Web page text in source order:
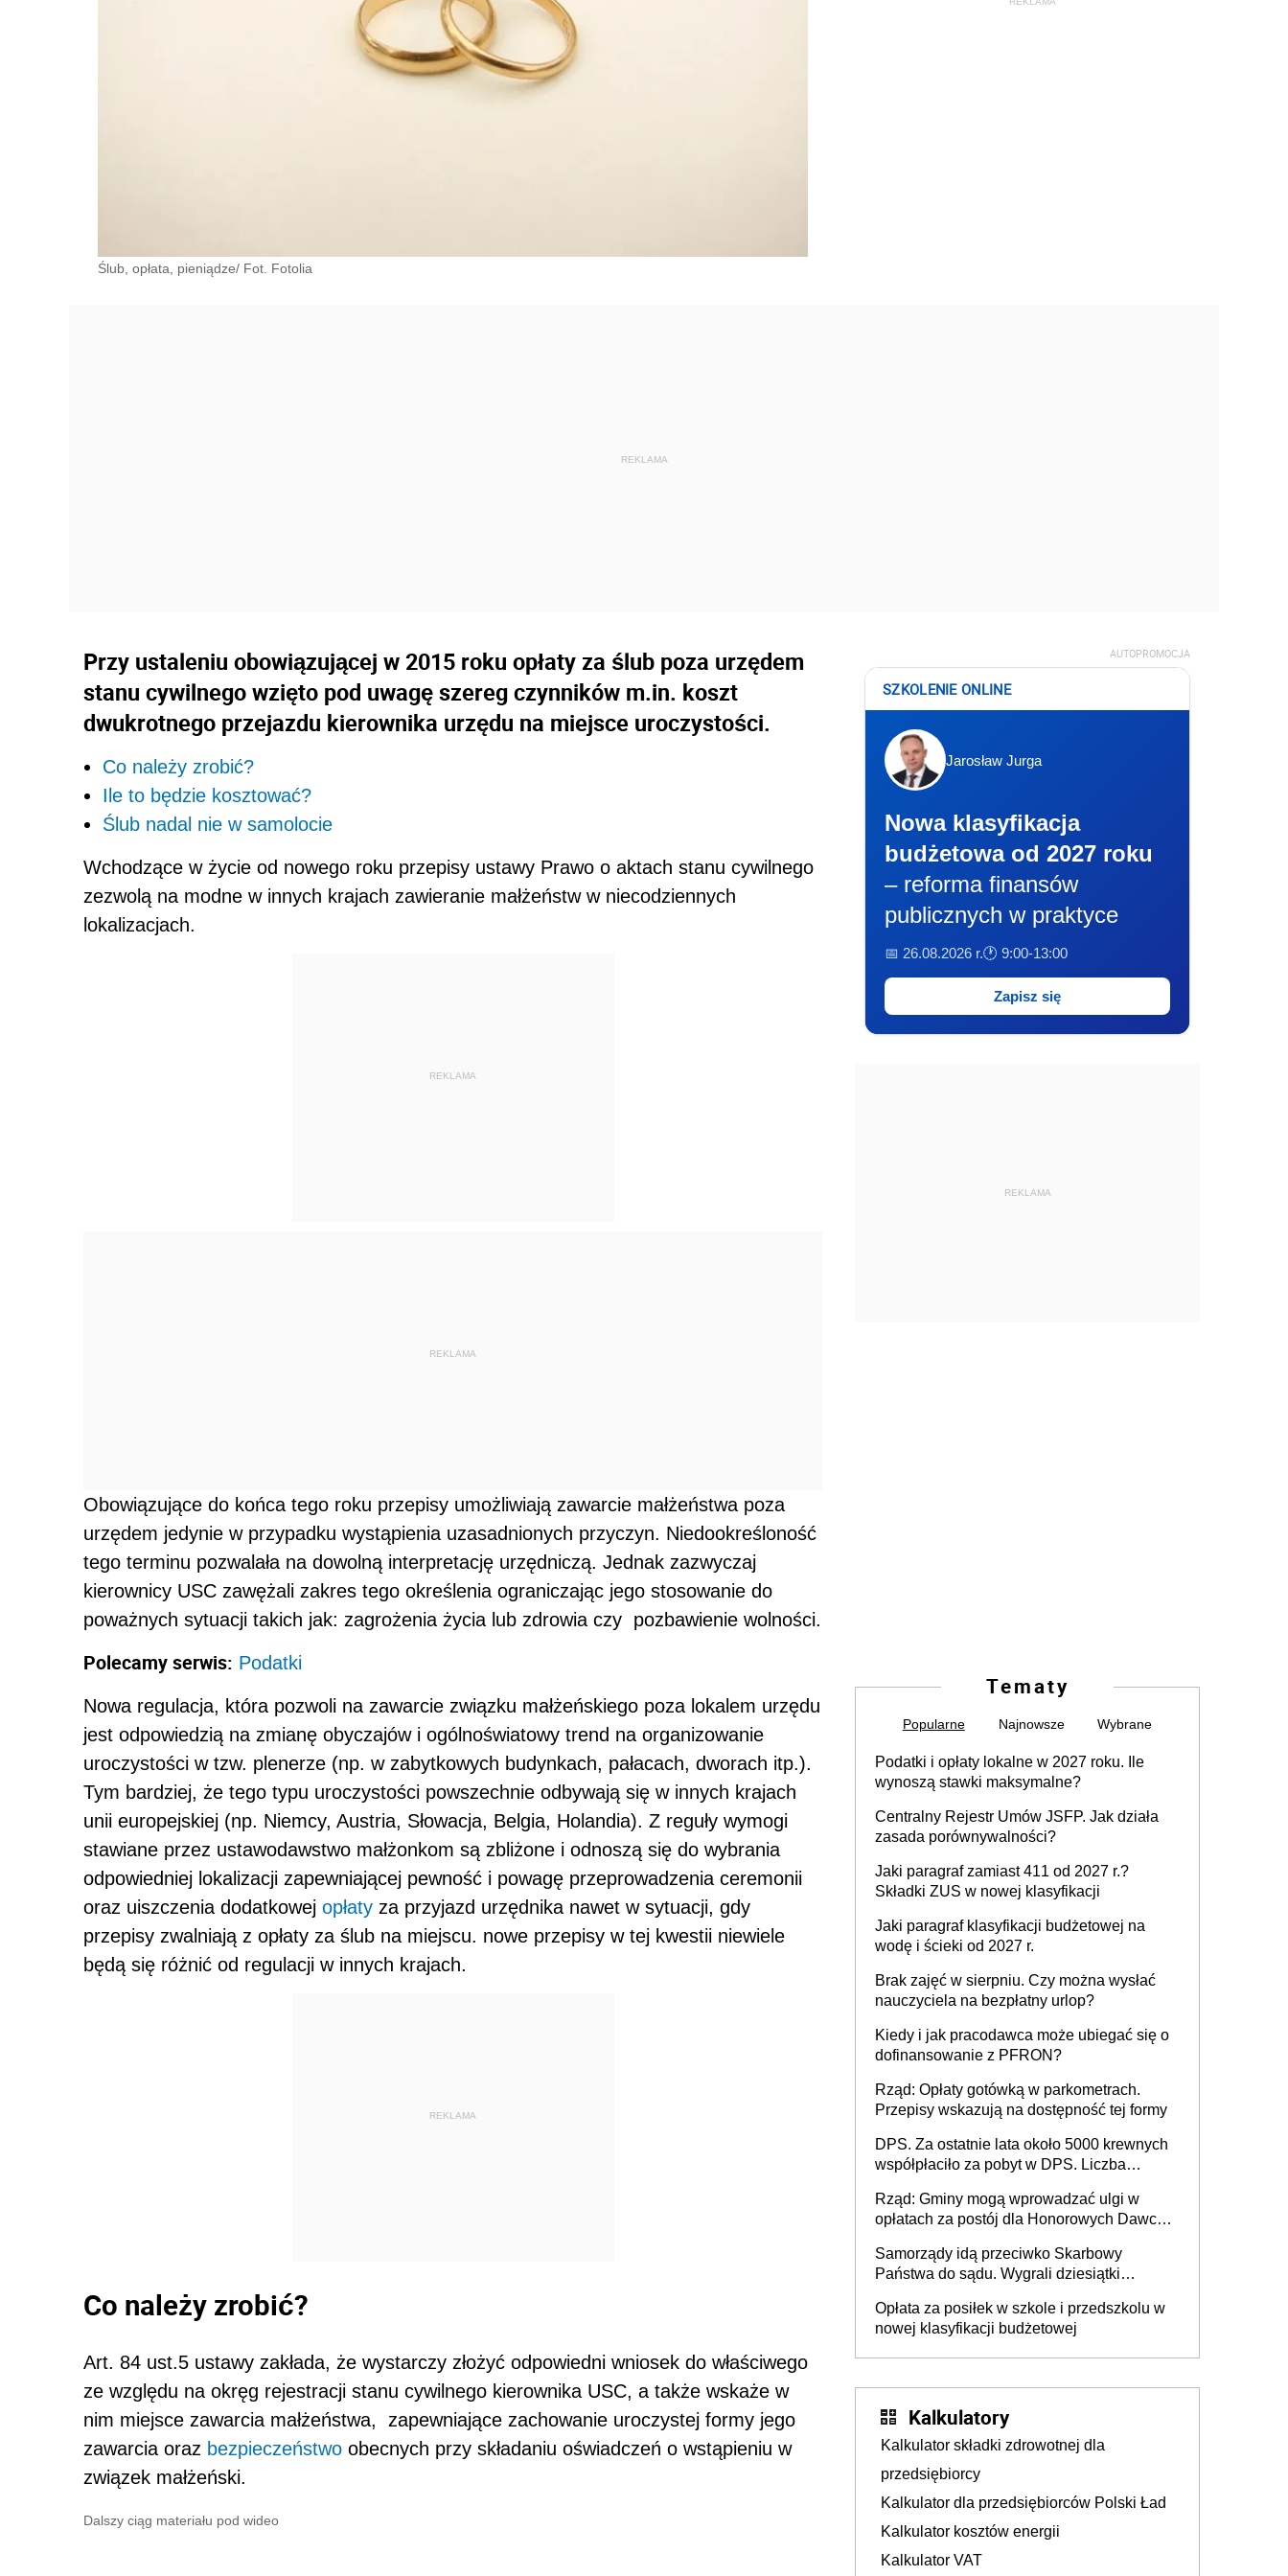
Ślub, opłata, pieniądze/ Fot. Fotolia
Przy ustaleniu obowiązującej w 2015 roku opłaty za ślub poza urzędem
stanu cywilnego wzięto pod uwagę szereg czynników m.in. koszt
dwukrotnego przejazdu kierownika urzędu na miejsce uroczystości.
Co należy zrobić?
Ile to będzie kosztować?
Ślub nadal nie w samolocie
Wchodzące w życie od nowego roku przepisy ustawy Prawo o aktach stanu cywilnego
zezwolą na modne w innych krajach zawieranie małżeństw w niecodziennych
lokalizacjach.
REKLAMA
REKLAMA
Obowiązujące do końca tego roku przepisy umożliwiają zawarcie małżeństwa poza
urzędem jedynie w przypadku wystąpienia uzasadnionych przyczyn. Niedookreśloność
tego terminu pozwalała na dowolną interpretację urzędniczą. Jednak zazwyczaj
kierownicy USC zawężali zakres tego określenia ograniczając jego stosowanie do
poważnych sytuacji takich jak: zagrożenia życia lub zdrowia czy pozbawienie wolności.
Polecamy serwis: Podatki
Nowa regulacja, która pozwoli na zawarcie związku małżeńskiego poza lokalem urzędu
jest odpowiedzią na zmianę obyczajów i ogólnoświatowy trend na organizowanie
uroczystości w tzw. plenerze (np. w zabytkowych budynkach, pałacach, dworach itp.).
Tym bardziej, że tego typu uroczystości powszechnie odbywają się w innych krajach
unii europejskiej (np. Niemcy, Austria, Słowacja, Belgia, Holandia). Z reguły wymogi
stawiane przez ustawodawstwo małżonkom są zbliżone i odnoszą się do wybrania
odpowiedniej lokalizacji zapewniającej pewność i powagę przeprowadzenia ceremonii
oraz uiszczenia dodatkowej opłaty za przyjazd urzędnika nawet w sytuacji, gdy
przepisy zwalniają z opłaty za ślub na miejscu. nowe przepisy w tej kwestii niewiele
będą się różnić od regulacji w innych krajach.
REKLAMA
Co należy zrobić?
Art. 84 ust.5 ustawy zakłada, że wystarczy złożyć odpowiedni wniosek do właściwego
ze względu na okręg rejestracji stanu cywilnego kierownika USC, a także wskaże w
nim miejsce zawarcia małżeństwa, zapewniające zachowanie uroczystej formy jego
zawarcia oraz bezpieczeństwo obecnych przy składaniu oświadczeń o wstąpieniu w
związek małżeński.
Dalszy ciąg materiału pod wideo
AUTOPROMOCJA
SZKOLENIE ONLINE
Jarosław Jurga
Nowa klasyfikacja
budżetowa od 2027 roku
– reforma finansów
publicznych w praktyce
📅 26.08.2026 r.🕐 9:00-13:00
Zapisz się
REKLAMA
Tematy
Popularne Najnowsze Wybrane
Podatki i opłaty lokalne w 2027 roku. Ile
wynoszą stawki maksymalne?
Centralny Rejestr Umów JSFP. Jak działa
zasada porównywalności?
Jaki paragraf zamiast 411 od 2027 r.?
Składki ZUS w nowej klasyfikacji
Jaki paragraf klasyfikacji budżetowej na
wodę i ścieki od 2027 r.
Brak zajęć w sierpniu. Czy można wysłać
nauczyciela na bezpłatny urlop?
Kiedy i jak pracodawca może ubiegać się o
dofinansowanie z PFRON?
Rząd: Opłaty gotówką w parkometrach.
Przepisy wskazują na dostępność tej formy
DPS. Za ostatnie lata około 5000 krewnych
współpłaciło za pobyt w DPS. Liczba
Rząd: Gminy mogą wprowadzać ulgi w
opłatach za postój dla Honorowych Dawców
Samorządy idą przeciwko Skarbowy
Państwa do sądu. Wygrali dziesiątki
Opłata za posiłek w szkole i przedszkolu w
nowej klasyfikacji budżetowej
Kalkulatory
Kalkulator składki zdrowotnej dla
przedsiębiorcy
Kalkulator dla przedsiębiorców Polski Ład
Kalkulator kosztów energii
Kalkulator VAT